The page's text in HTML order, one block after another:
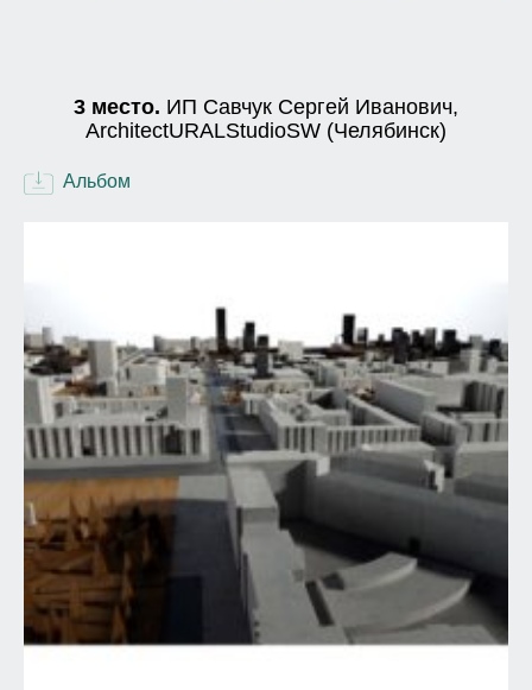
3 место. ИП Савчук Сергей Иванович,
ArchitectURALStudioSW (Челябинск)
Альбом